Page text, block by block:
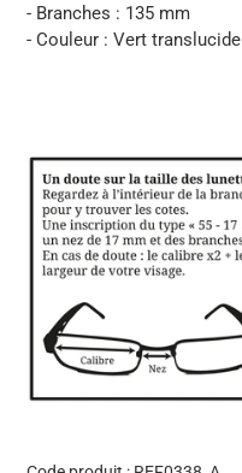
- Branches : 135 mm
- Couleur : Vert translucide